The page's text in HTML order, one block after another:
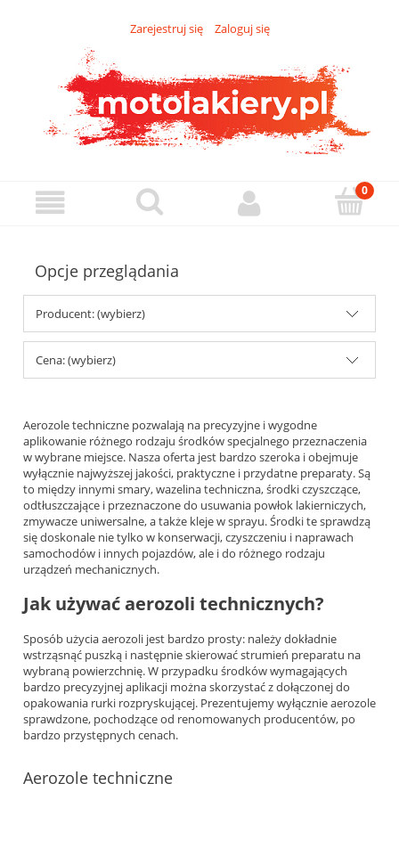
Zarejestruj się Zaloguj się
Opcje przeglądania
Producent: (wybierz)
Cena: (wybierz)
Aerozole techniczne pozwalają na precyzyjne i wygodne
aplikowanie różnego rodzaju środków specjalnego przeznaczenia
w wybrane miejsce. Nasza oferta jest bardzo szeroka i obejmuje
wyłącznie najwyższej jakości, praktyczne i przydatne preparaty. Są
to między innymi smary, wazelina techniczna, środki czyszczące,
odtłuszczające i przeznaczone do usuwania powłok lakierniczych,
zmywacze uniwersalne, a także kleje w sprayu. Środki te sprawdzą
się doskonale nie tylko w konserwacji, czyszczeniu i naprawach
samochodów i innych pojazdów, ale i do różnego rodzaju
urządzeń mechanicznych.
Jak używać aerozoli technicznych?
Sposób użycia aerozoli jest bardzo prosty: należy dokładnie
wstrząsnąć puszką i następnie skierować strumień preparatu na
wybraną powierzchnię. W przypadku środków wymagających
bardzo precyzyjnej aplikacji można skorzystać z dołączonej do
opakowania rurki rozpryskującej. Prezentujemy wyłącznie aerozole
sprawdzone, pochodzące od renomowanych producentów, po
bardzo przystępnych cenach.
Aerozole techniczne